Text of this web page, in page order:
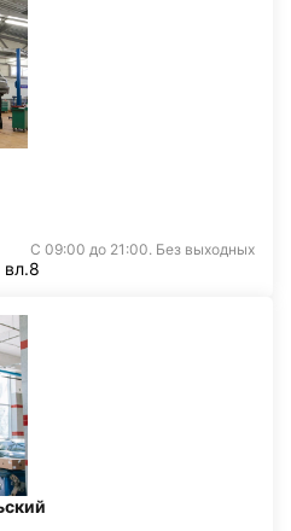
С 09:00 до 21:00. Без выходных